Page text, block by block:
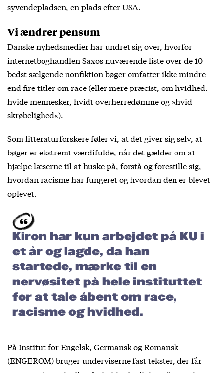
syvendepladsen, en plads efter USA.
Vi ændrer pensum
Danske nyhedsmedier har undret sig over, hvorfor
internetboghandlen Saxos nuværende liste over de 10
bedst sælgende nonfiktion bøger omfatter ikke mindre
end fire titler om race (eller mere præcist, om hvidhed:
hvide mennesker, hvidt overherredømme og »hvid
skrøbelighed«).
Som litteraturforskere føler vi, at det giver sig selv, at
bøger er ekstremt værdifulde, når det gælder om at
hjælpe læserne til at huske på, forstå og forestille sig,
hvordan racisme har fungeret og hvordan den er blevet
oplevet.
Kiron har kun arbejdet på KU i
et år og lagde, da han
startede, mærke til en
nervøsitet på hele instituttet
for at tale åbent om race,
racisme og hvidhed.
På Institut for Engelsk, Germansk og Romansk
(ENGEROM) bruger underviserne fast tekster, der får